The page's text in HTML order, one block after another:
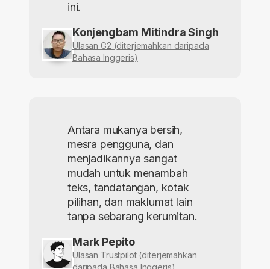
ini.
Konjengbam Mitindra Singh
Ulasan G2 (diterjemahkan daripada
Bahasa Inggeris)
Antara mukanya bersih,
mesra pengguna, dan
menjadikannya sangat
mudah untuk menambah
teks, tandatangan, kotak
pilihan, dan maklumat lain
tanpa sebarang kerumitan.
Mark Pepito
Ulasan Trustpilot (diterjemahkan